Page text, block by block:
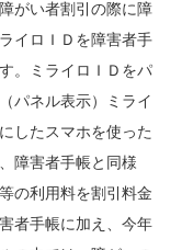
がい者割引の際に障
イロＩＤを障害者手
。ミライロＩＤをパ
パネル表示）ミライ
したスマホを使った
障害者手帳と同様
の利用料を割引料金
者手帳に加え、今年